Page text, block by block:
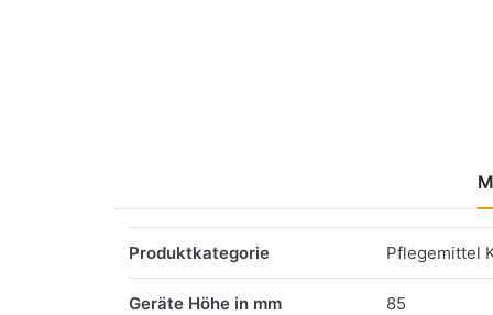
Produktkategorie Pflegemittel
Geräte Höhe in mm 85